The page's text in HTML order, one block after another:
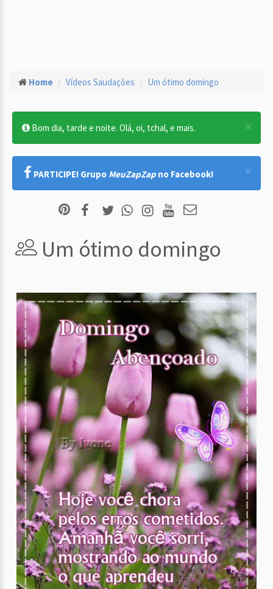
Home Vídeos Saudações Um ótimo domingo
×
Bom dia, tarde e noite. Olá, oi, tchal, e mais.
×
PARTICIPE! Grupo MeuZapZap no Facebook!
Um ótimo domingo